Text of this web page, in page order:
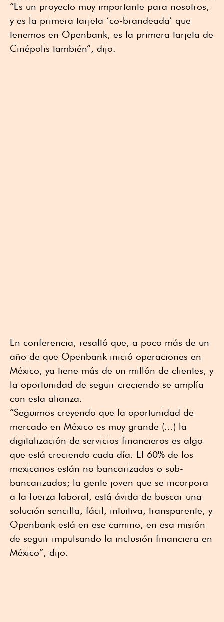
“Es un proyecto muy importante para nosotros,
y es la primera tarjeta ‘co-brandeada’ que
tenemos en Openbank, es la primera tarjeta de
Cinépolis también”, dijo.
En conferencia, resaltó que, a poco más de un
año de que Openbank inició operaciones en
México, ya tiene más de un millón de clientes, y
la oportunidad de seguir creciendo se amplía
con esta alianza.
“Seguimos creyendo que la oportunidad de
mercado en México es muy grande (...) la
digitalización de servicios financieros es algo
que está creciendo cada día. El 60% de los
mexicanos están no bancarizados o sub-
bancarizados; la gente joven que se incorpora
a la fuerza laboral, está ávida de buscar una
solución sencilla, fácil, intuitiva, transparente, y
Openbank está en ese camino, en esa misión
de seguir impulsando la inclusión financiera en
México”, dijo.